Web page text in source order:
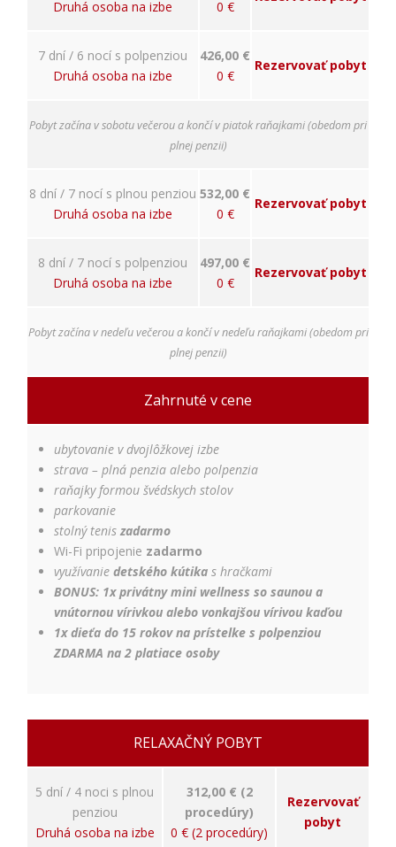
Druhá osoba na izbe
0 €
7 dní / 6 nocí s polpenziou
Druhá osoba na izbe
426,00 €
0 €
Rezervovať pobyt
Pobyt začína v sobotu večerou a končí v piatok raňajkami (obedom pri
plnej penzii)
8 dní / 7 nocí s plnou penziou
Druhá osoba na izbe
532,00 €
0 €
Rezervovať pobyt
8 dní / 7 nocí s polpenziou
Druhá osoba na izbe
497,00 €
0 €
Rezervovať pobyt
Pobyt začína v nedeľu večerou a končí v nedeľu raňajkami (obedom pri
plnej penzii)
Zahrnuté v cene
ubytovanie v dvojlôžkovej izbe
strava – plná penzia alebo polpenzia
raňajky formou švédskych stolov
parkovanie
stolný teniszadarmo
Wi-Fi pripojenie zadarmo
využívanie detského kútika s hračkami
BONUS: 1x privátny mini wellness so saunou a
vnútornou vírivkou alebo vonkajšou vírivou kaďou
1x dieťa do 15 rokov na prístelke s polpenziou
ZDARMA na 2 platiace osoby
RELAXAČNÝ POBYT
5 dní / 4 noci s plnou
penziou
Druhá osoba na izbe
312,00 € (2
procedúry)
0 € (2 procedúry)
Rezervovať
pobyt
spokojnosť
Aby naša
fungovala čo
odmietnete,
niektoré
funkcie z
stránky
zmiznú.
Marketing
zobrazovanie
reklamných
kampaní. Tieto
zobrazovanie
personalizovaných
základ: súhlas
návštevníka